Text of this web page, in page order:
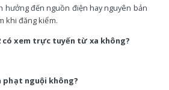
hưởng đến nguồn điện hay nguyên bản
khi đăng kiểm.
có xem trực tuyến từ xa không?
phạt nguội không?